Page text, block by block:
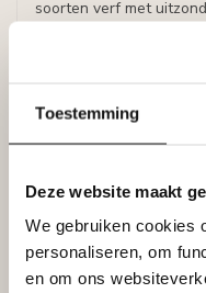
Toestemming
Deze website maakt
We gebruiken cookies
personaliseren, om
en om ons
soorten verf met
Folder Art
Reviews
Tags